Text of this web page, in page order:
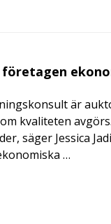
är
kvaliteten
säger Jessica
…